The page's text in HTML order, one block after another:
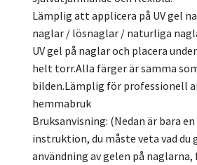
Lämplig att applicera på UV gel
naglar / lösnaglar / naturliga
UV gel på naglar och placera
helt torr.Alla färger är samma
bilden.Lämplig för professionell
hemmabruk
Bruksanvisning: (Nedan är bara
instruktion, du måste veta vad du
användning av gelen på